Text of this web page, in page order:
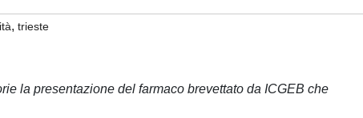
, trieste
la presentazione del farmaco brevettato da ICGEB che